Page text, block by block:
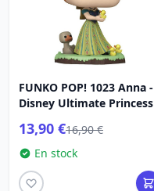
FUNKO POP! 1023 Anna -
Disney Ultimate Princess
13,90 €16,90 €
En stock